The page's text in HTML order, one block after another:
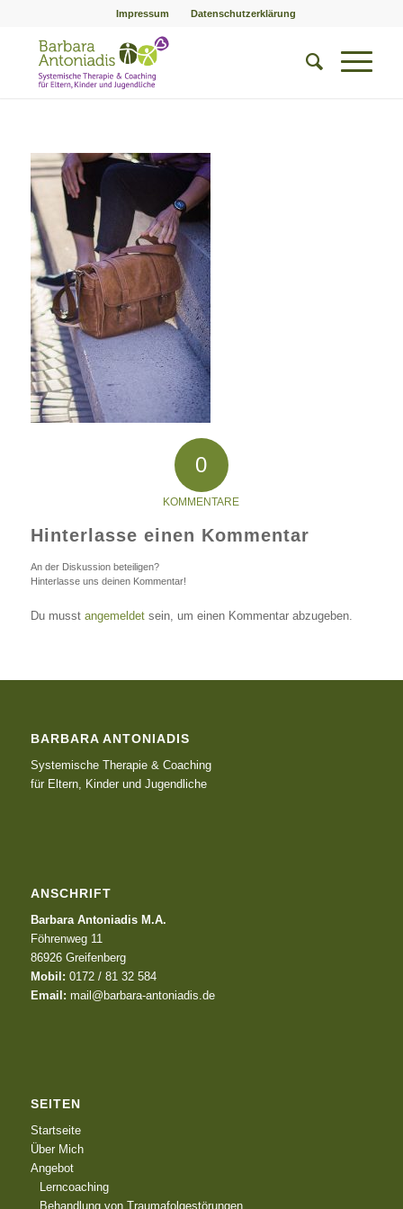
Impressum Datenschutzerklärung
0
KOMMENTARE
Hinterlasse einen Kommentar
An der Diskussion beteiligen?
Hinterlasse uns deinen Kommentar!
Du musst angemeldetsein, um einen Kommentar abzugeben.
BARBARA ANTONIADIS
Systemische Therapie & Coaching
für Eltern, Kinder und Jugendliche
ANSCHRIFT
Barbara Antoniadis M.A.
Föhrenweg 11
86926 Greifenberg
Mobil: 0172 / 81 32 584
Email: mail@barbara-antoniadis.de
SEITEN
Startseite
Über Mich
Angebot
Lerncoaching
Behandlung von Traumafolgestörungen